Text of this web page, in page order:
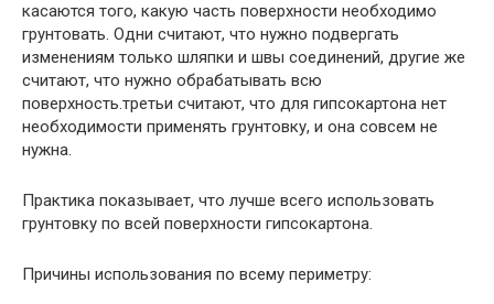
касаются того, какую часть поверхности необходимо
грунтовать. Одни считают, что нужно подвергать
изменениям только шляпки и швы соединений, другие же
считают, что нужно обрабатывать всю
поверхность.третьи считают, что для гипсокартона нет
необходимости применять грунтовку, и она совсем не
нужна.
Практика показывает, что лучше всего использовать
грунтовку по всей поверхности гипсокартона.
Причины использования по всему периметру: